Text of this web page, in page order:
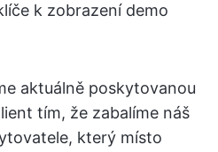
k zobrazení demo
aktuálně poskytovanou
tím, že zabalíme náš
který místo